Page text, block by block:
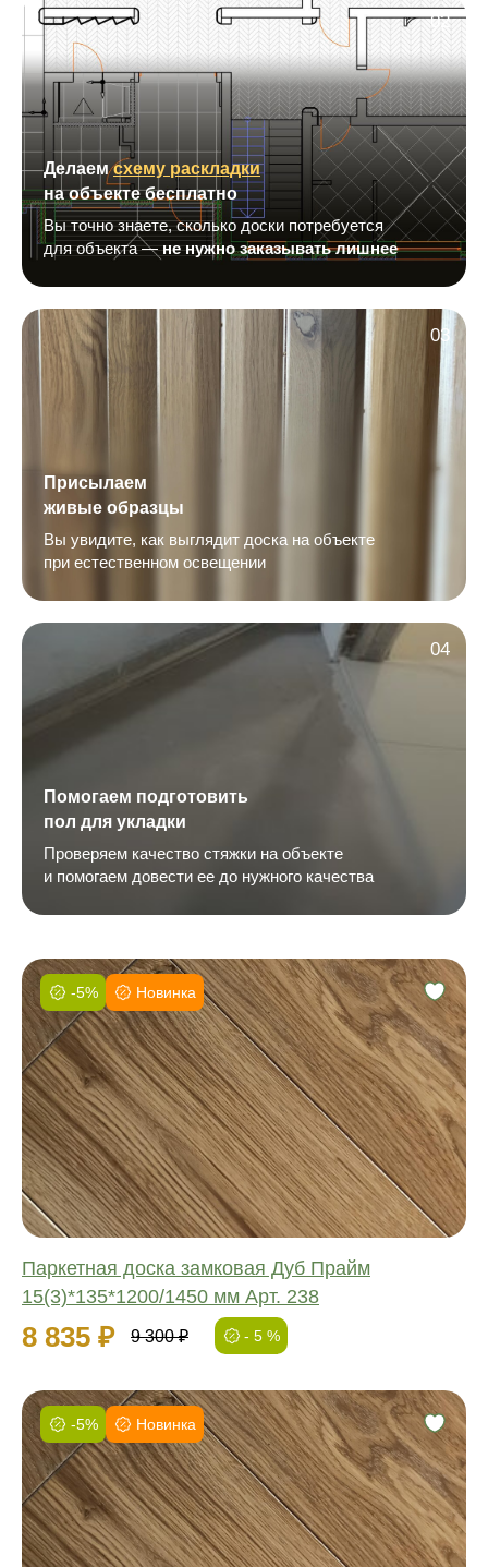
02
Делаемсхему раскладки
на объекте бесплатно
Вы точно знаете, сколько доски потребуется
для объекта —не нужно заказывать лишнее
03
Присылаем
живые образцы
Вы увидите, как выглядит доска на объекте
при естественном освещении
04
Помогаем подготовить
пол для укладки
Проверяем качество стяжки на объекте
и помогаем довести ее до нужного качества
-5% Новинка
Паркетная доска замковая Дуб Прайм
15(3)*135*1200/1450 мм Арт. 238
8 835 ₽ 9 300 ₽ - 5 %
Фаска:
Соединение:
Обработка:
Длина:
Ширина:
Толщина:
-5% Новинка
Фаска:
Соединение:
Обработка:
Длина:
Ширина: